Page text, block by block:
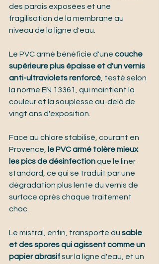
des parois exposées et une
fragilisation de la membrane au
niveau de la ligne d'eau.
Le PVC armé bénéficie d'une couche
supérieure plus épaisse et d'un vernis
anti-ultraviolets renforcé, testé selon
la norme EN 13361, qui maintient la
couleur et la souplesse au-delà de
vingt ans d'exposition.
Face au chlore stabilisé, courant en
Provence, le PVC armé tolère mieux
les pics de désinfection que le liner
standard, ce qui se traduit par une
dégradation plus lente du vernis de
surface après chaque traitement
choc.
Le mistral, enfin, transporte du sable
et des spores qui agissent comme un
papier abrasif sur la ligne d'eau, et un